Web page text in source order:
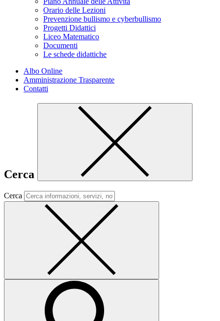
Orario delle Lezioni
Prevenzione bullismo e cyberbullismo
Progetti Didattici
Liceo Matematico
Documenti
Le schede didattiche
Albo Online
Amministrazione Trasparente
Contatti
Cerca
Cerca